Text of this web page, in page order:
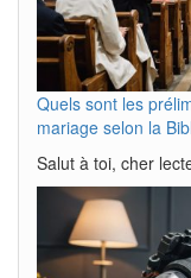
Quels sont les
mariage selon la
Salut à toi, cher